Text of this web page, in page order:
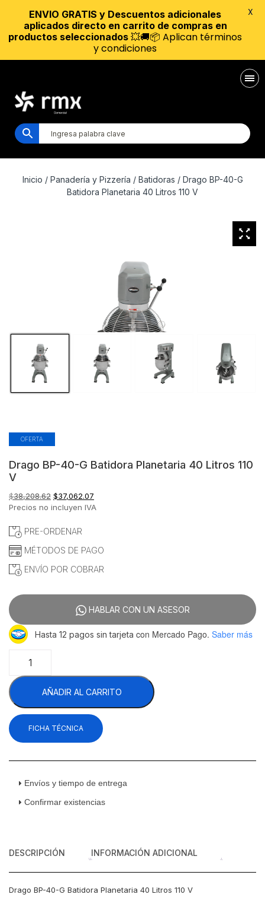
Inicio / Panadería y Pizzería / Batidoras / Drago BP-40-G
Batidora Planetaria 40 Litros 110 V
OFERTA
Drago BP-40-G Batidora Planetaria 40 Litros 110
V
$38,208.62 El
precio
era:
$37,062.07
precio
Precios no incluyen IVA
PRE-ORDENAR
MÉTODOS DE PAGO
ENVÍO POR COBRAR
HABLAR CON UN ASESOR
Hasta 12 pagos sin tarjeta con Mercado Pago. Saber más
40-
G
Batidora
Planetaria
40
Litros
cantidad
AÑADIR AL CARRITO
FICHA TÉCNICA
Envíos y tiempo de entrega
Confirmar existencias
DESCRIPCIÓN INFORMACIÓN ADICIONAL
Drago BP-40-G Batidora Planetaria 40 Litros 110 V
ENVIO GRATIS y Descuentos adicionales
aplicados directo en carrito de compras en
productos seleccionados 💥🚚📦 Aplican términos
y condiciones
X